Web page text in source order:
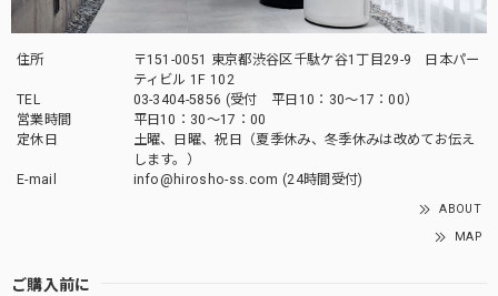
住所
〒151-0051 東京都渋谷区千駄ケ谷1丁目29-9 日本パー
ティビル 1F 102
TEL
03-3404-5856 (受付 平日10：30～17：00）
営業時間
平日10：30～17：00
定休日
土曜、日曜、祝日（夏季休み、冬季休みは改めてお伝え
します。）
E-mail
info@hirosho-ss.com (24時間受付)
ABOUT
MAP
ご購入前に